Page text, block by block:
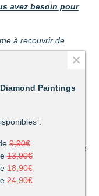
avez besoin pour
à recouvrir de
ses propres mains.
la peine !
vous permettront de
réalisation vous
Paintings
:
9,90€
13,90€
18,90€
24,90€
×